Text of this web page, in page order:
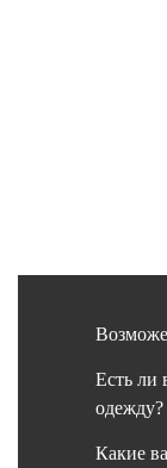
Есть ли
одежду?
Какие